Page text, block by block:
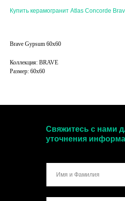
Купить керамогранит Atlas Concorde
Brave Gypsum 60x60
Коллекция: BRAVE
Размер: 60x60
Свяжитесь с нами
уточнения